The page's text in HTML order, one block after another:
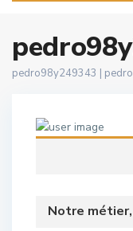
pedro98y249343 |
Notre métier,